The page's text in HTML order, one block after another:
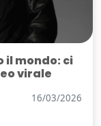
il mondo: ci
virale
16/03/2026